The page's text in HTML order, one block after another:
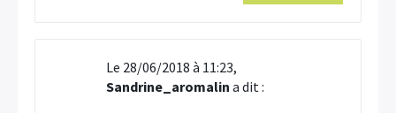
Le 28/06/2018 à 11:23,
Sandrine_aromalin a dit :